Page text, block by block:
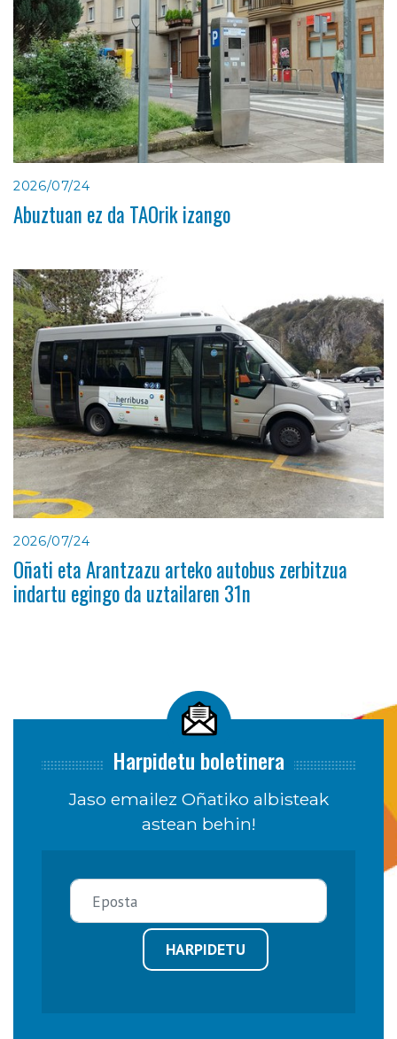
2026/07/24
Abuztuan ez da TAOrik izango
2026/07/24
Oñati eta Arantzazu arteko autobus zerbitzua
indartu egingo da uztailaren 31n
Harpidetu boletinera
Jaso emailez Oñatiko albisteak
astean behin!
HARPIDETU